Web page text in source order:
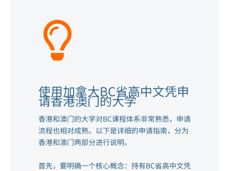
使用加拿大BC省高中文凭申
请香港澳门的大学
香港和澳门的大学对BC课程体系非常熟悉，申请
流程也相对成熟。以下是详细的申请指南，分为
香港和澳门两部分进行说明。
首先，要明确一个核心概念：持有BC省高中文凭